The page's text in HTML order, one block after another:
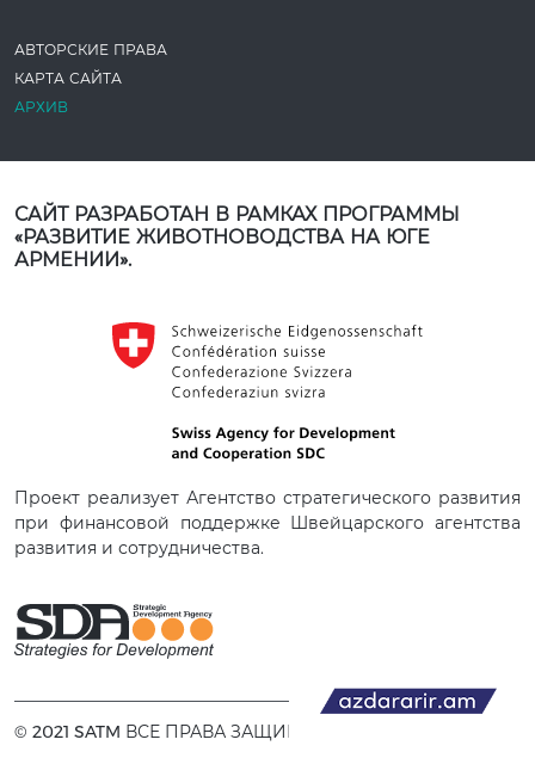
АВТОРСКИЕ ПРАВА
КАРТА САЙТА
АРХИВ
САЙТ РАЗРАБОТАН В РАМКАХ ПРОГРАММЫ
«РАЗВИТИЕ ЖИВОТНОВОДСТВА НА ЮГЕ
АРМЕНИИ».
Проект реализует Агентство стратегического развития
при финансовой поддержке Швейцарского агентства
развития и сотрудничества.
© 2021 SATM ВСЕ ПРАВА ЗАЩИЩЕНЫ.